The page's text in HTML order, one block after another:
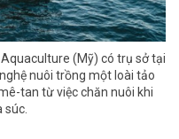
(Mỹ) có trụ sở tại
nuôi trồng một loài tảo
tan từ việc chăn nuôi khi
súc.